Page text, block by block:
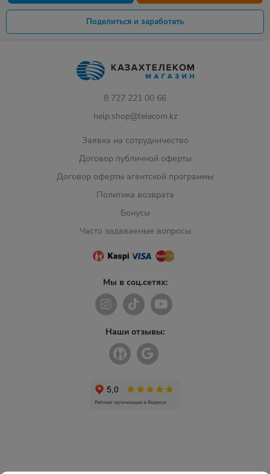
Поделиться и заработать
8 727 221 00 66
help.shop@telecom.kz
Заявка на сотрудничество
Договор публичной оферты
Договор оферты агентской программы
Политика возврата
Бонусы
Часто задаваемые вопросы
Мы в соц.сетях:
Наши отзывы: